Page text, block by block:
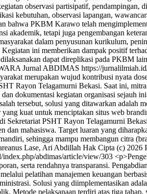
observasi partisipatif,
kebutuhan, observasi lapangan,
bahwa PKBM Karawo telah
akademik, tetapi juga pengembangan
dalam penyusunan kurikulum,
Kegiatan ini memberikan dampak positif
dapat direplikasi pada PKBM
Jurnal ABDIMAS https://
merupakan wujud kontribusi nyata
Rayon Telagamurni Bekasi. Saat ini,
dokumentasi kegiatan organisasi sejauh
tersebut, solusi yang ditawarkan adalah
kuat untuk menciptakan situs web
Sekretariat PSHT Rayon Telagamurni
dan mahasiswa. Target luaran yang
sehingga mampu membangun citra
Lase, Ari Abdillah Hak Cipta (c)
abdimas/article/view/303
serta rendahnya transparansi.
pelatihan manajemen keuangan
Solusi yang diimplementasikan
Metode pelaksanaan terdiri atas tiga